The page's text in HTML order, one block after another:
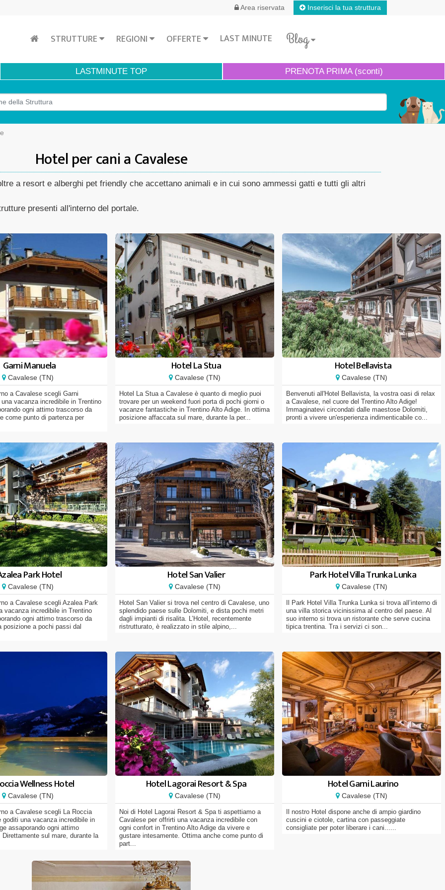
Area riservata Inserisci la tua struttura
STRUTTURE REGIONI OFFERTE LAST MINUTE Blog
LASTMINUTE TOP PRENOTAPRIMA (sconti)
Hotel per cani a Cavalese
a resort e alberghi pet friendly che accettano animali e in cui sono ammessi gatti e tutti gli altri
presenti all'interno del portale.
Garni Manuela
Cavalese (TN)
a Cavalese scegli Garni
vacanza incredibile in Trentino
ogni attimo trascorso da
come punto di partenza per
Hotel La Stua
Cavalese (TN)
Hotel La Stua a Cavalese è quanto di meglio puoi
trovare per un weekend fuori porta di pochi giorni o
vacanze fantastiche in Trentino Alto Adige. In ottima
posizione affaccata sul mare, durante la per...
Hotel Bellavista
Cavalese (TN)
Benvenuti all'Hotel Bellavista, la vostra oasi di relax
a Cavalese, nel cuore del Trentino Alto Adige!
Immaginatevi circondati dalle maestose Dolomiti,
pronti a vivere un'esperienza indimenticabile co...
Park Hotel
Cavalese (TN)
a Cavalese scegli Azalea Park
vacanza incredibile in Trentino
ogni attimo trascorso da
posizione a pochi passi dal
Hotel San Valier
Cavalese (TN)
Hotel San Valier si trova nel centro di Cavalese, uno
splendido paese sulle Dolomiti, e dista pochi metri
dagli impianti di risalita. L’Hotel, recentemente
ristrutturato, è realizzato in stile alpino,...
Park Hotel Villa Trunka Lunka
Cavalese (TN)
Il Park Hotel Villa Trunka Lunka si trova all’interno di
una villa storica vicinissima al centro del paese. Al
suo interno si trova un ristorante che serve cucina
tipica trentina. Tra i servizi ci son...
Wellness Hotel
Cavalese (TN)
a Cavalese scegli La Roccia
goditi una vacanza incredibile in
assaporando ogni attimo
sul mare, durante la
Hotel Lagorai Resort & Spa
Cavalese (TN)
Noi di Hotel Lagorai Resort & Spa ti aspettiamo a
Cavalese per offrirti una vacanza incredibile con
ogni confort in Trentino Alto Adige da vivere e
gustare intesamente. Ottima anche come punto di
part...
Hotel Garni Laurino
Cavalese (TN)
Il nostro Hotel dispone anche di ampio giardino
cuscini e ciotole, cartina con passeggiate
consigliate per poter liberare i cani......